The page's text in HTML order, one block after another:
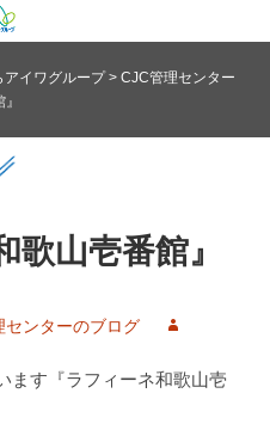
アイワグループ>CJC管理センター
歌山壱番館』
センターのブログ
ます『ラフィーネ和歌山壱